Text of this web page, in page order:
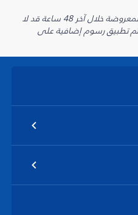
* تم الحصول على جميع الأسعار المعروضة خلال آخر 48 ساعة قد لا
تطبيق رسوم إضافية على